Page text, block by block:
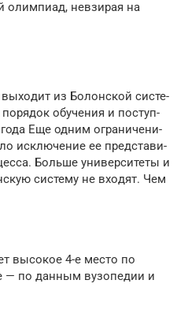
олим­пи­ад, невзи­рая на
из Болон­ской систе­
обу­че­ния и поступ­
Еще одним огра­ни­че­ни­
исклю­че­ние ее пред­ста­ви­
Боль­ше уни­вер­си­те­ты и
систе­му не вхо­дят. Чем
высокое 4-е место по
е — по данным вузопедии и